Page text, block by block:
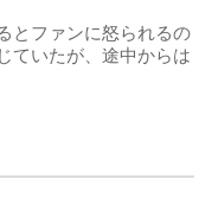
とファンに怒られるの
ていたが、途中からは